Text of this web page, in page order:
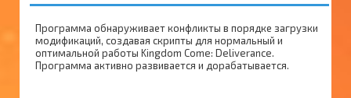
Программа обнаруживает конфликты в порядке загрузки
модификаций, создавая скрипты для нормальный и
оптимальной работы Kingdom Come: Deliverance.
Программа активно развивается и дорабатывается.